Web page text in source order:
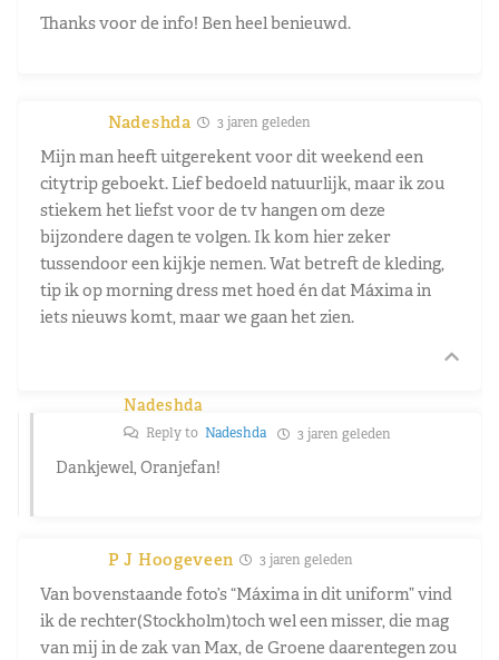
Thanks voor de info! Ben heel benieuwd.
Nadeshda 3 jaren geleden
Mijn man heeft uitgerekent voor dit weekend een
citytrip geboekt. Lief bedoeld natuurlijk, maar ik zou
stiekem het liefst voor de tv hangen om deze
bijzondere dagen te volgen. Ik kom hier zeker
tussendoor een kijkje nemen. Wat betreft de kleding,
tip ik op morning dress met hoed én dat Máxima in
iets nieuws komt, maar we gaan het zien.
Nadeshda
Reply to Nadeshda 3 jaren geleden
Dankjewel, Oranjefan!
P J Hoogeveen 3 jaren geleden
Van bovenstaande foto’s “Máxima in dit uniform” vind
ik de rechter(Stockholm)toch wel een misser, die mag
van mij in de zak van Max, de Groene daarentegen zou